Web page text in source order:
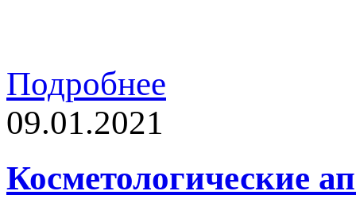
Подробнее
09.01.2021
Косметологические